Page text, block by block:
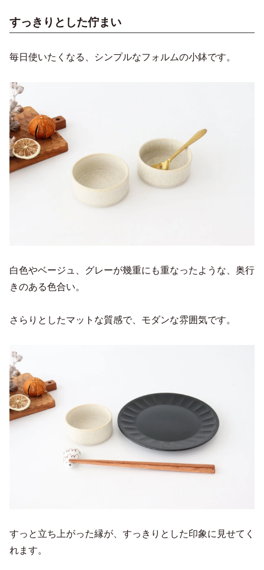
すっきりとした佇まい
毎日使いたくなる、シンプルなフォルムの小鉢です。
白色やベージュ、グレーが幾重にも重なったような、奥行
きのある色合い。
さらりとしたマットな質感で、モダンな雰囲気です。
すっと立ち上がった縁が、すっきりとした印象に見せてく
れます。